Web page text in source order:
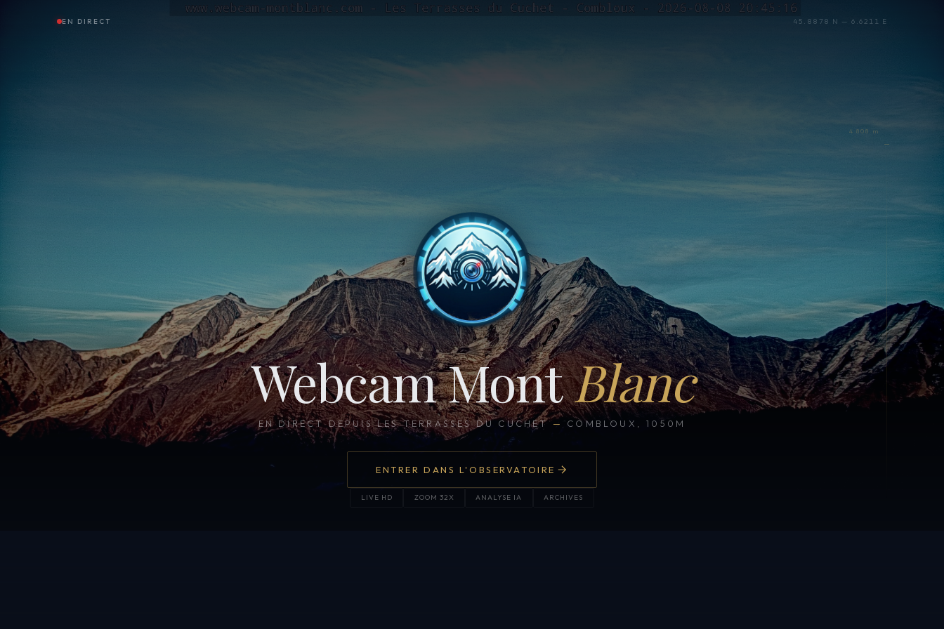
EN DIRECT 45.8878 N — 6.6211 E
Webcam MontBlanc
EN DIRECT DEPUIS LES TERRASSES DU CUCHET — COMBLOUX, 1050M
ENTRER DANS L'OBSERVATOIRE
LIVE HD ZOOM 32X ANALYSE IA ARCHIVES